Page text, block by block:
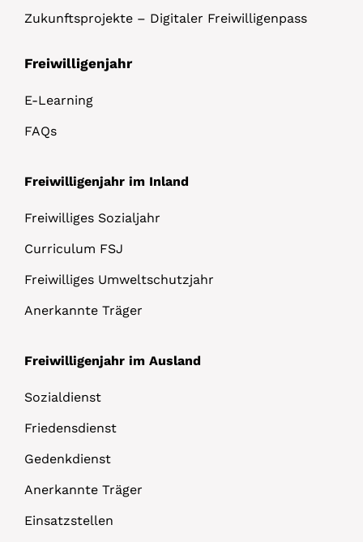
Zukunftsprojekte – Digitaler Freiwilligenpass
Freiwilligenjahr
E-Learning
FAQs
Freiwilligenjahr im Inland
Freiwilliges Sozialjahr
Curriculum FSJ
Freiwilliges Umweltschutzjahr
Anerkannte Träger
Freiwilligenjahr im Ausland
Sozialdienst
Friedensdienst
Gedenkdienst
Anerkannte Träger
Einsatzstellen